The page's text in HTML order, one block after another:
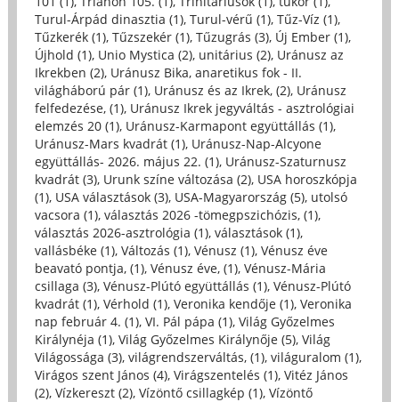
Turul-Árpád dinasztia (1), Turul-vérű (1), Tűz-Víz (1),
Tűzkerék (1), Tűzszekér (1), Tűzugrás (3), Új Ember (1),
Újhold (1), Unio Mystica (2), unitárius (2), Uránusz az
Ikrekben (2), Uránusz Bika, anaretikus fok - II.
világháború pár (1), Uránusz és az Ikrek, (2), Uránusz
felfedezése, (1), Uránusz Ikrek jegyváltás - asztrológiai
elemzés 20 (1), Uránusz-Karmapont együttállás (1),
Uránusz-Mars kvadrát (1), Uránusz-Nap-Alcyone
együttállás- 2026. május 22. (1), Uránusz-Szaturnusz
kvadrát (3), Urunk színe változása (2), USA horoszkópja
(1), USA választások (3), USA-Magyarország (5), utolsó
vacsora (1), választás 2026 -tömegpszichózis, (1),
választás 2026-asztrológia (1), választások (1),
vallásbéke (1), Változás (1), Vénusz (1), Vénusz éve
beavató pontja, (1), Vénusz éve, (1), Vénusz-Mária
csillaga (3), Vénusz-Plútó együttállás (1), Vénusz-Plútó
kvadrát (1), Vérhold (1), Veronika kendője (1), Veronika
nap február 4. (1), VI. Pál pápa (1), Világ Győzelmes
Királynéja (1), Világ Győzelmes Királynője (5), Világ
Világossága (3), világrendszerváltás, (1), világuralom (1),
Virágos szent János (4), Virágszentelés (1), Vitéz János
(2), Vízkereszt (2), Vízöntő csillagkép (1), Vízöntő